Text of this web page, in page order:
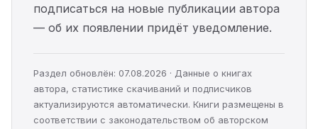
подписаться на новые публикации автора
— об их появлении придёт уведомление.
Раздел обновлён: 07.08.2026 · Данные о книгах
автора, статистике скачиваний и подписчиков
актуализируются автоматически. Книги размещены в
соответствии с законодательством об авторском